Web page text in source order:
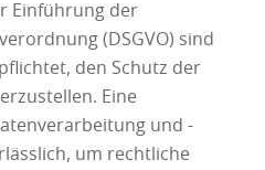
Einführung der
(DSGVO) sind
den Schutz der
Eine
und -
um rechtliche